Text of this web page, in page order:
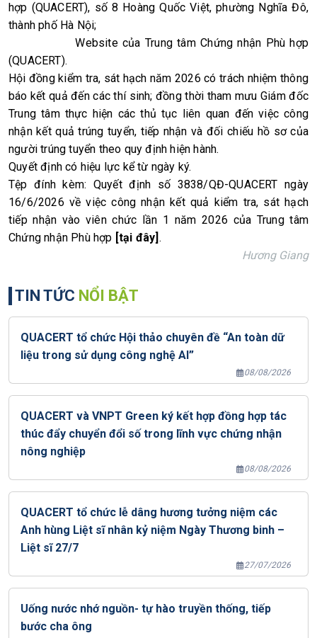
hợp (QUACERT), số 8 Hoàng Quốc Việt, phường Nghĩa Đô,
thành phố Hà Nội;
               Website của Trung tâm Chứng nhận Phù hợp
Hội đồng kiểm tra, sát hạch năm 2026 có trách nhiệm thông
báo kết quả đến các thí sinh; đồng thời tham mưu Giám đốc
Trung tâm thực hiện các thủ tục liên quan đến việc công
nhận kết quả trúng tuyển, tiếp nhận và đối chiếu hồ sơ của
người trúng tuyển theo quy định hiện hành.
Tệp đính kèm: Quyết định số 3838/QĐ-QUACERT ngày
16/6/2026 về việc công nhận kết quả kiểm tra, sát hạch
tiếp nhận vào viên chức lần 1 năm 2026 của Trung tâm
Chứng nhận Phù hợp [tại đây] .
Hương Giang
TIN TỨC NỔI BẬT
QUACERT tổ chức Hội thảo chuyên đề “An toàn dữ
liệu trong sử dụng công nghệ AI”
08/08/2026
QUACERT và VNPT Green ký kết hợp đồng hợp tác
thúc đẩy chuyển đổi số trong lĩnh vực chứng nhận
nông nghiệp
08/08/2026
QUACERT tổ chức lễ dâng hương tưởng niệm các
Anh hùng Liệt sĩ nhân kỷ niệm Ngày Thương binh –
Liệt sĩ 27/7
27/07/2026
Uống nước nhớ nguồn- tự hào truyền thống, tiếp
bước cha ông